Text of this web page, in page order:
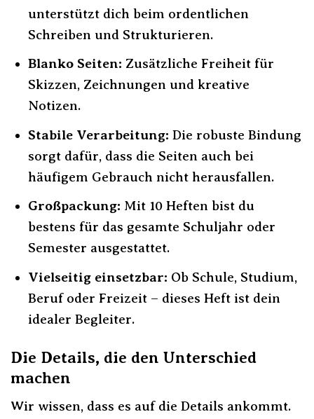
unterstützt dich beim ordentlichen
Schreiben und Strukturieren.
Blanko Seiten: Zusätzliche Freiheit für
Skizzen, Zeichnungen und kreative
Notizen.
Stabile Verarbeitung: Die robuste Bindung
sorgt dafür, dass die Seiten auch bei
häufigem Gebrauch nicht herausfallen.
Großpackung: Mit 10 Heften bist du
bestens für das gesamte Schuljahr oder
Semester ausgestattet.
Vielseitig einsetzbar: Ob Schule, Studium,
Beruf oder Freizeit – dieses Heft ist dein
idealer Begleiter.
Die Details, die den Unterschied
machen
Wir wissen, dass es auf die Details ankommt.